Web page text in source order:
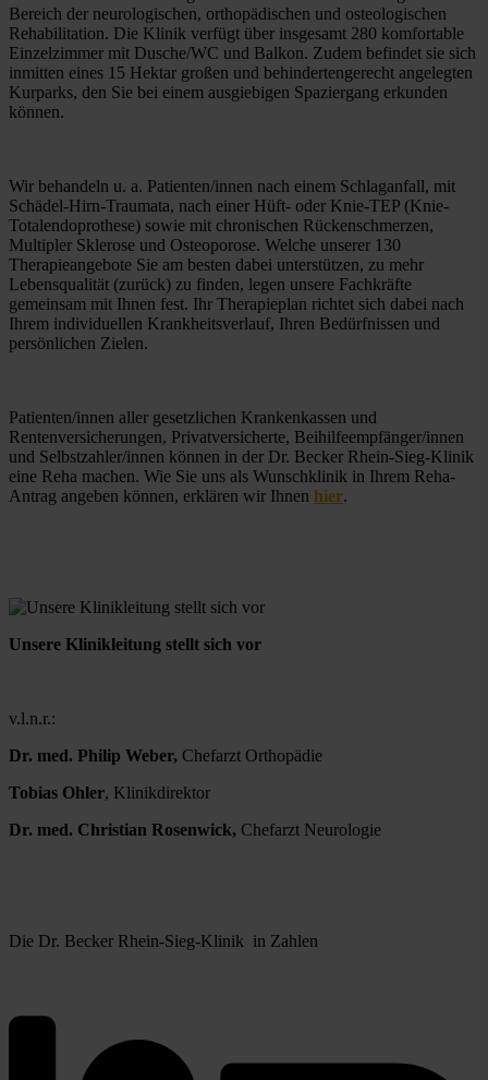
Bereich der neurologischen, orthopädischen und osteologischen
Rehabilitation. Die Klinik verfügt über insgesamt 280 komfortable
Einzelzimmer mit Dusche/WC und Balkon. Zudem befindet sie sich
inmitten eines 15 Hektar großen und behindertengerecht angelegten
Kurparks, den Sie bei einem ausgiebigen Spaziergang erkunden
können.
Wir behandeln u. a. Patienten/innen nach einem Schlaganfall, mit
Schädel-Hirn-Traumata, nach einer Hüft- oder Knie-TEP (Knie-
Totalendoprothese) sowie mit chronischen Rückenschmerzen,
Multipler Sklerose und Osteoporose. Welche unserer 130
Therapieangebote Sie am besten dabei unterstützen, zu mehr
Lebensqualität (zurück) zu finden, legen unsere Fachkräfte
gemeinsam mit Ihnen fest. Ihr Therapieplan richtet sich dabei nach
Ihrem individuellen Krankheitsverlauf, Ihren Bedürfnissen und
persönlichen Zielen.
Patienten/innen aller gesetzlichen Krankenkassen und
Rentenversicherungen, Privatversicherte, Beihilfeempfänger/innen
und Selbstzahler/innen können in der Dr. Becker Rhein-Sieg-Klinik
eine Reha machen. Wie Sie uns als Wunschklinik in Ihrem Reha-
Antrag angeben können, erklären wir Ihnen hier.
Unsere Klinikleitung stellt sich vor
v.l.n.r.:
Dr. med. Philip Weber, Chefarzt Orthopädie
Tobias Ohler, Klinikdirektor
Dr. med. Christian Rosenwick, Chefarzt Neurologie
Die Dr. Becker Rhein-Sieg-Klinik  in Zahlen